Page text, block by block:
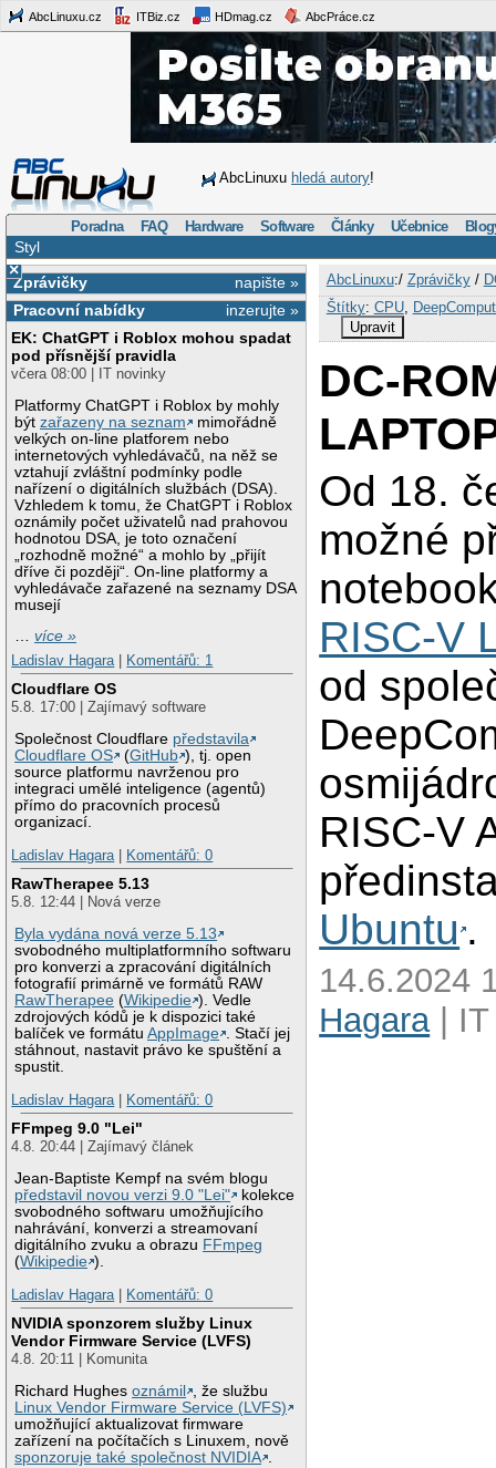
AbcLinuxu.cz ITBiz.cz HDmag.cz AbcPráce.cz
AbcLinuxu hledá autory!
Poradna FAQ Hardware Software Články Učebnice
Styl
×
napište »
Zprávičky
inzerujte »
Pracovní nabídky
EK: ChatGPT i Roblox mohou spadat
pod přísnější pravidla
včera 08:00 | IT novinky
Platformy ChatGPT i Roblox by mohly
býtzařazeny na seznam
mimořádně
velkých on-line platforem nebo
internetových vyhledávačů, na něž se
vztahují zvláštní podmínky podle
nařízení o digitálních službách (DSA).
Vzhledem k tomu, že ChatGPT i Roblox
oznámily počet uživatelů nad prahovou
hodnotou DSA, je toto označení
„rozhodně možné“ a mohlo by „přijít
dříve či později“. On-line platformy a
vyhledávače zařazené na seznamy DSA
musejí
…více »
Ladislav Hagara
Komentářů: 1
Cloudflare OS
5.8. 17:00 | Zajímavý software
Společnost Cloudflare představila
Cloudflare OS
(GitHub ), tj. open
source platformu navrženou pro
integraci umělé inteligence (agentů)
přímo do pracovních procesů
organizací.
Ladislav Hagara
Komentářů: 0
RawTherapee 5.13
5.8. 12:44 | Nová verze
Byla vydána nová verze 5.13
svobodného multiplatformního softwaru
pro konverzi a zpracování digitálních
fotografií primárně ve formátů RAW
RawTherapee (Wikipedie ). Vedle
zdrojových kódů je k dispozici také
balíček ve formátuAppImage . Stačí jej
stáhnout, nastavit právo ke spuštění a
spustit.
Ladislav Hagara
Komentářů: 0
FFmpeg 9.0 "Lei"
4.8. 20:44 | Zajímavý článek
Jean-Baptiste Kempf na svém blogu
představil novou verzi 9.0 "Lei"
kolekce
svobodného softwaru umožňujícího
nahrávání, konverzi a streamovaní
digitálního zvuku a obrazu FFmpeg
(Wikipedie ).
Ladislav Hagara
Komentářů: 0
NVIDIA sponzorem služby Linux
Vendor Firmware Service (LVFS)
4.8. 20:11 | Komunita
Richard Hughesoznámil
, že službu
Linux Vendor Firmware Service (LVFS)
umožňující aktualizovat firmware
zařízení na počítačích s Linuxem, nově
sponzoruje také společnost NVIDIA .
AbcLinuxu:/ Zprávičky/
Štítky: CPU,
Upravit
DC-
Od 18.
možné
RISC-V
od
RISC-V
Ubuntu .
14.6.2024
Hagara| IT